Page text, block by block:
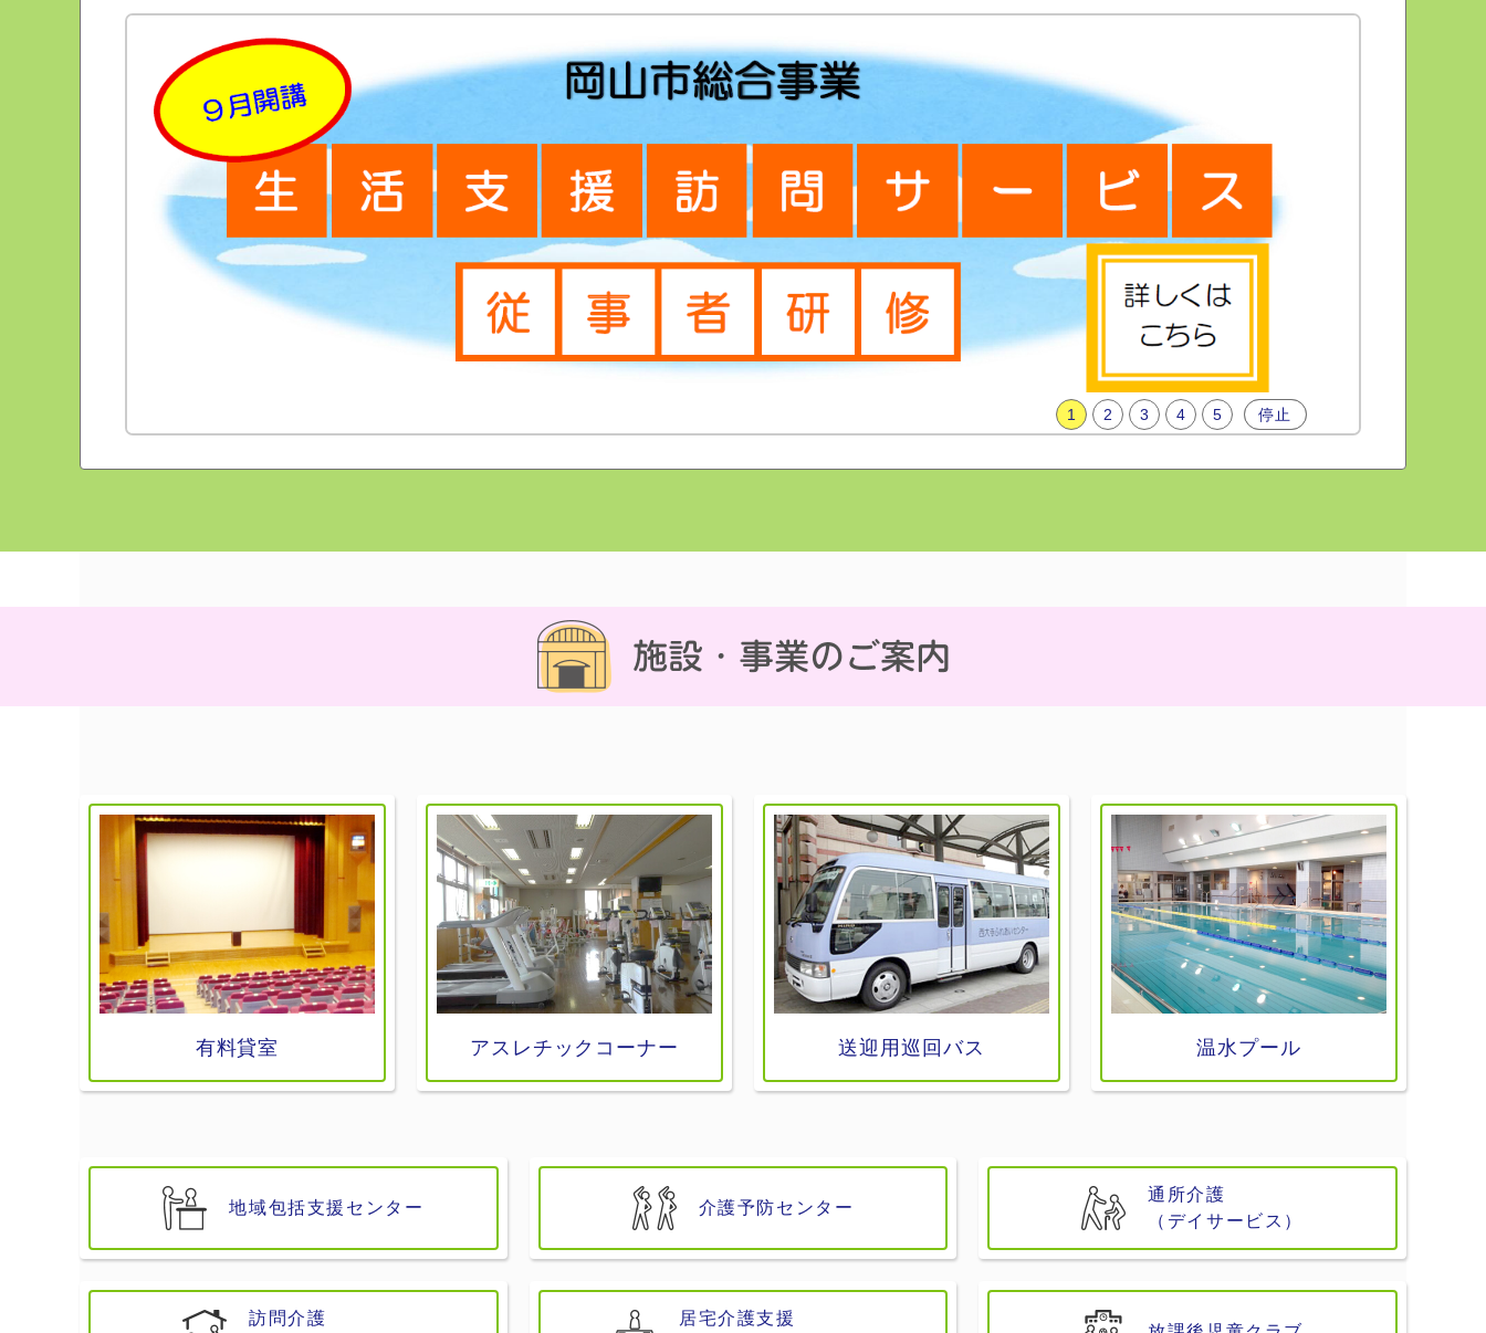
1 2 3 4 5 再生
停止
有料貸室 アスレチックコーナー 送迎用巡回バス 温水プール
地域包括支援センター 介護予防センター
通所介護
（デイサービス）
訪問介護 居宅介護支援